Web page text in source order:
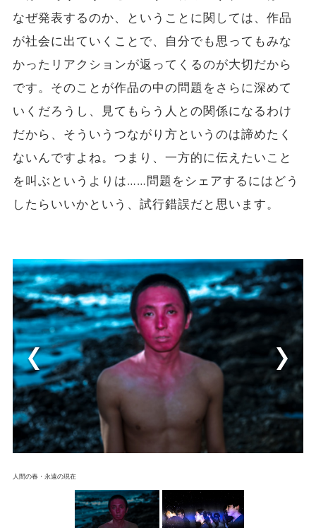
なぜ発表するのか、ということに関しては、作品
が社会に出ていくことで、自分でも思ってもみな
かったリアクションが返ってくるのが大切だから
です。そのことが作品の中の問題をさらに深めて
いくだろうし、見てもらう人との関係になるわけ
だから、そういうつながり方というのは諦めたく
ないんですよね。つまり、一方的に伝えたいこと
を叫ぶというよりは……問題をシェアするにはどう
したらいいかという、試行錯誤だと思います。
人間の春・永遠の現在